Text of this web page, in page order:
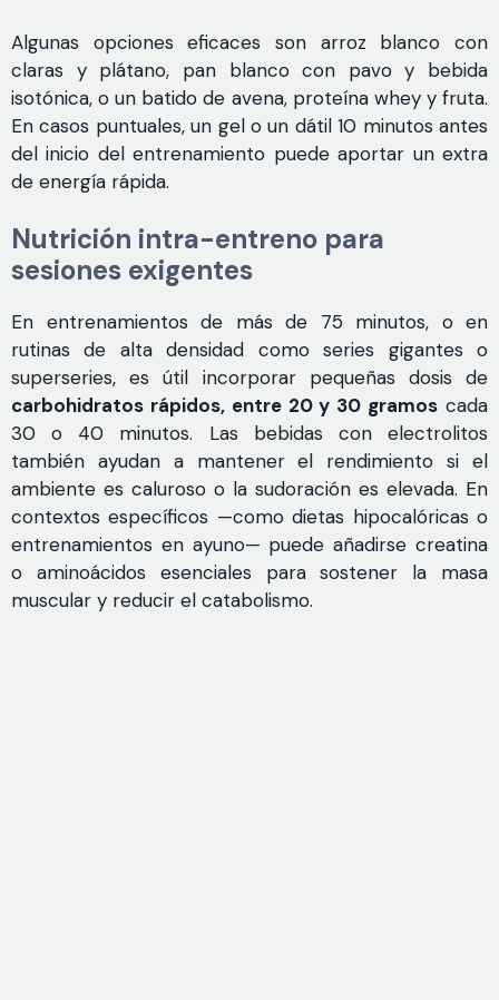
Algunas opciones eficaces son arroz blanco con
claras y plátano, pan blanco con pavo y bebida
isotónica, o un batido de avena, proteína whey y fruta.
En casos puntuales, un gel o un dátil 10 minutos antes
del inicio del entrenamiento puede aportar un extra
de energía rápida.
Nutrición intra-entreno para
sesiones exigentes
En entrenamientos de más de 75 minutos, o en
rutinas de alta densidad como series gigantes o
superseries, es útil incorporar pequeñas dosis de
carbohidratos rápidos, entre 20 y 30 gramos cada
30 o 40 minutos. Las bebidas con electrolitos
también ayudan a mantener el rendimiento si el
ambiente es caluroso o la sudoración es elevada. En
contextos específicos —como dietas hipocalóricas o
entrenamientos en ayuno— puede añadirse creatina
o aminoácidos esenciales para sostener la masa
muscular y reducir el catabolismo.